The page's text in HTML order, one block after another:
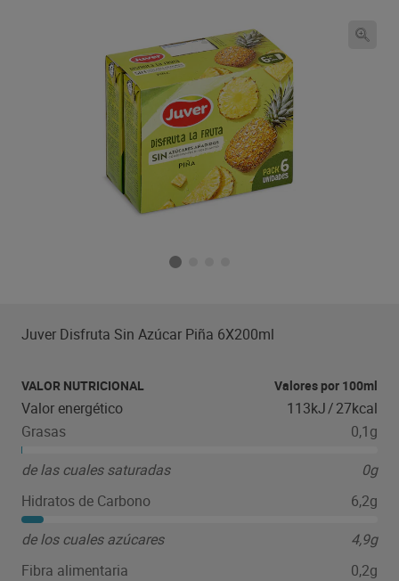
Juver Disfruta Sin Azúcar Piña 6X200ml
VALOR NUTRICIONAL Valores por 100ml
Valor energético 113kJ/27kcal
Grasas
0,1g
de las cuales saturadas
0g
Hidratos de Carbono
6,2g
de los cuales azúcares
4,9g
Fibra alimentaria
0,2g